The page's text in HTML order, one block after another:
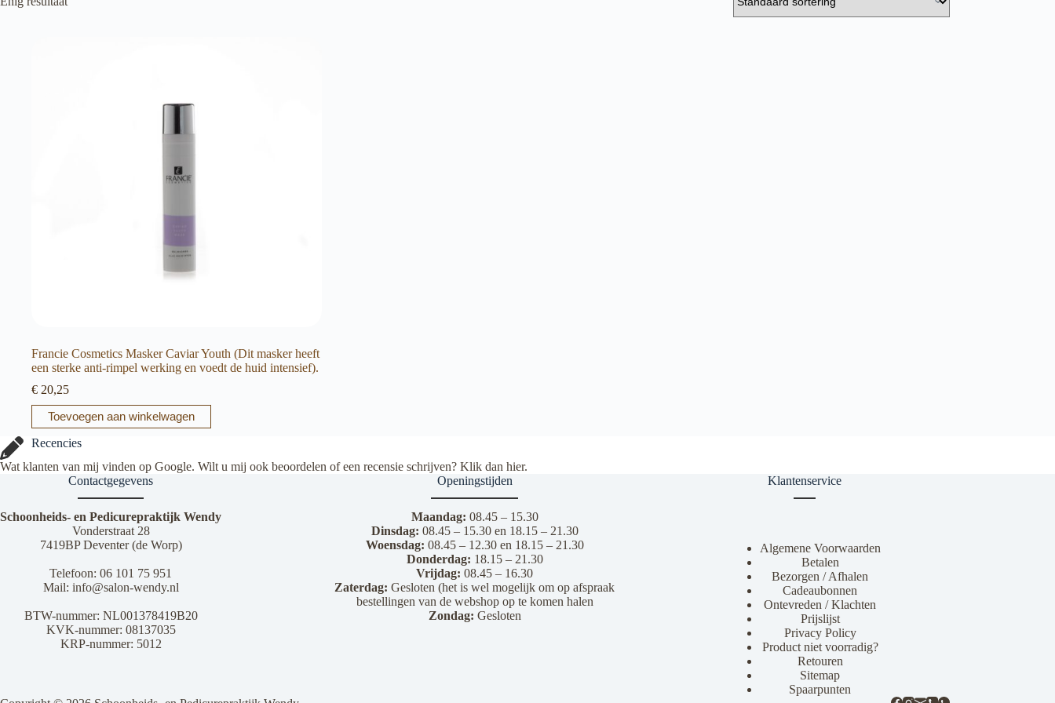
Francie Cosmetics Masker Caviar Youth (Dit masker heeft
een sterke anti-rimpel werking en voedt de huid intensief).
€ 20,25
Toevoegen aan winkelwagen
Recencies
Wat klanten van mij vinden op Google. Wilt u mij ook beoordelen of een recensie schrijven? Klik dan hier.
Contactgegevens
Schoonheids- en Pedicurepraktijk Wendy
Vonderstraat 28
7419BP Deventer (de Worp)
Telefoon: 06 101 75 951
Mail: info@salon-wendy.nl
BTW-nummer: NL001378419B20
KVK-nummer: 08137035
KRP-nummer: 5012
Openingstijden
Maandag: 08.45 – 15.30
Dinsdag: 08.45 – 15.30 en 18.15 – 21.30
Woensdag: 08.45 – 12.30 en 18.15 – 21.30
Donderdag: 18.15 – 21.30
Vrijdag: 08.45 – 16.30
Zaterdag:Gesloten (het is wel mogelijk om op afspraak
bestellingen van de webshop op te komen halen
Zondag: Gesloten
Klantenservice
Algemene Voorwaarden
Betalen
Bezorgen / Afhalen
Cadeaubonnen
Ontevreden / Klachten
Prijslijst
Privacy Policy
Product niet voorradig?
Retouren
Sitemap
Spaarpunten